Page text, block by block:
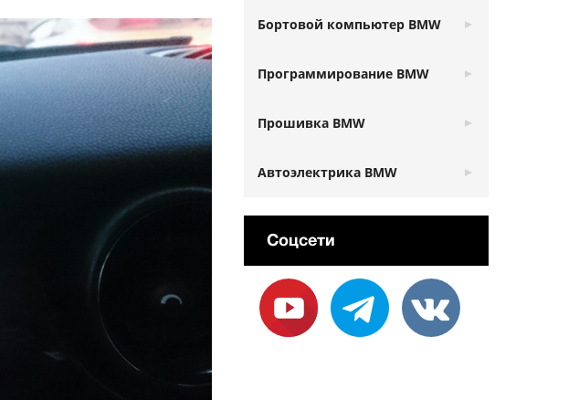
Бортовой компьютер BMW
Программирование BMW
Прошивка BMW
Автоэлектрика BMW
Соцсети